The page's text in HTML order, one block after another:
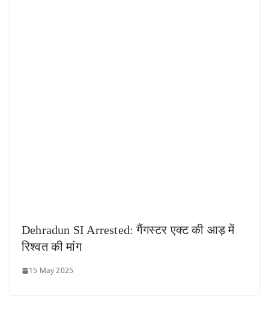
Dehradun SI Arrested: गैंगस्टर एक्ट की आड़ में
रिश्वत की मांग
15 May 2025